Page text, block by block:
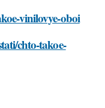
vinilovye-oboi
chto-takoe-